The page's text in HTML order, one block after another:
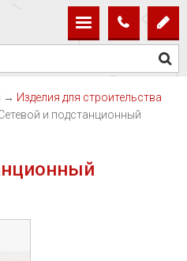
→ Изделия для строительства
и подстанционный